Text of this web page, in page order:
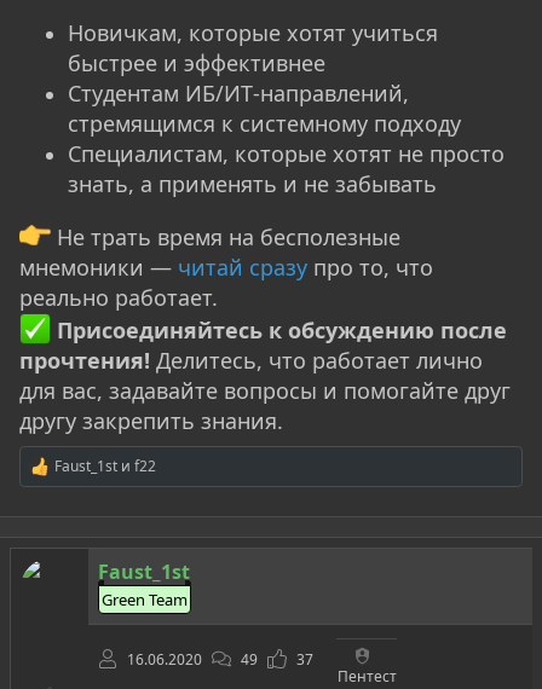
Новичкам, которые хотят учиться
быстрее и эффективнее
Студентам ИБ/ИТ‑направлений,
стремящимся к системному подходу
Специалистам, которые хотят не просто
знать, а применять и не забывать
Не трать время на бесполезные
мнемоники — читай сразу про то, что
реально работает.
Присоединяйтесь к обсуждению после
прочтения! Делитесь, что работает лично
для вас, задавайте вопросы и помогайте друг
другу закрепить знания.
Р
е
а
ц
и
Faust_1st и f22
Faust_1st
Green Team
16.06.2020 49
37
Пентест